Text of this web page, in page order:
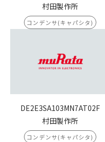
村田製作所
コンデンサ(キャパシタ)
DE2E3SA103MN7AT02F
村田製作所
コンデンサ(キャパシタ)